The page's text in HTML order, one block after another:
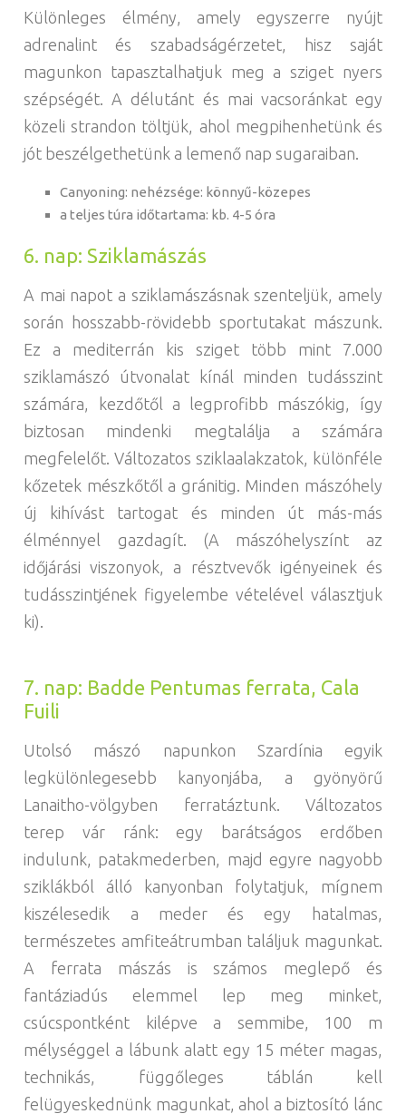
Különleges élmény, amely egyszerre nyújt
adrenalint és szabadságérzetet, hisz saját
magunkon tapasztalhatjuk meg a sziget nyers
szépségét. A délutánt és mai vacsoránkat egy
közeli strandon töltjük, ahol megpihenhetünk és
jót beszélgethetünk a lemenő nap sugaraiban.
Canyoning: nehézsége: könnyű-közepes
a teljes túra időtartama: kb. 4-5 óra
6. nap: Sziklamászás
A mai napot a sziklamászásnak szenteljük, amely
során hosszabb-rövidebb sportutakat mászunk.
Ez a mediterrán kis sziget több mint 7.000
sziklamászó útvonalat kínál minden tudásszint
számára, kezdőtől a legprofibb mászókig, így
biztosan mindenki megtalálja a számára
megfelelőt. Változatos sziklaalakzatok, különféle
kőzetek mészkőtől a gránitig. Minden mászóhely
új kihívást tartogat és minden út más-más
élménnyel gazdagít. (A mászóhelyszínt az
időjárási viszonyok, a résztvevők igényeinek és
tudásszintjének figyelembe vételével választjuk
ki).
7. nap: Badde Pentumas ferrata, Cala
Fuili
Utolsó mászó napunkon Szardínia egyik
legkülönlegesebb kanyonjába, a gyönyörű
Lanaitho-völgyben ferratáztunk. Változatos
terep vár ránk: egy barátságos erdőben
indulunk, patakmederben, majd egyre nagyobb
sziklákból álló kanyonban folytatjuk, mígnem
kiszélesedik a meder és egy hatalmas,
természetes amfiteátrumban találjuk magunkat.
A ferrata mászás is számos meglepő és
fantáziadús elemmel lep meg minket,
csúcspontként kilépve a semmibe, 100 m
mélységgel a lábunk alatt egy 15 méter magas,
technikás, függőleges táblán kell
felügyeskednünk magunkat, ahol a biztosító lánc